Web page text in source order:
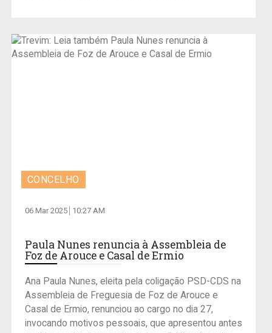
CONCELHO
06 Mar 2025 10:27 AM
Paula Nunes renuncia à Assembleia de
Foz de Arouce e Casal de Ermio
Ana Paula Nunes, eleita pela coligação PSD-CDS na
Assembleia de Freguesia de Foz de Arouce e
Casal de Ermio, renunciou ao cargo no dia 27,
invocando motivos pessoais, que apresentou antes